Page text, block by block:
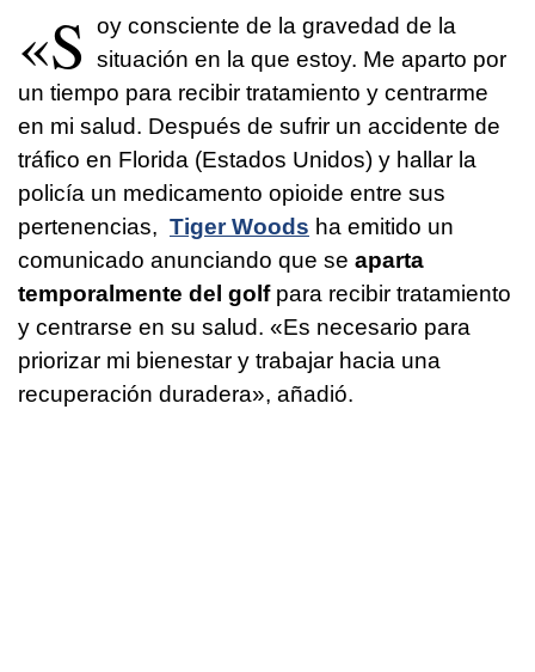
«S
oy consciente de la gravedad de la
situación en la que estoy. Me aparto por
un tiempo para recibir tratamiento y centrarme
en mi salud. Después de sufrir un accidente de
tráfico en Florida (Estados Unidos) y hallar la
policía un medicamento opioide entre sus
pertenencias, Tiger Woods ha emitido un
comunicado anunciando que se aparta
temporalmente del golfpara recibir tratamiento
y centrarse en su salud. «Es necesario para
priorizar mi bienestar y trabajar hacia una
recuperación duradera», añadió.